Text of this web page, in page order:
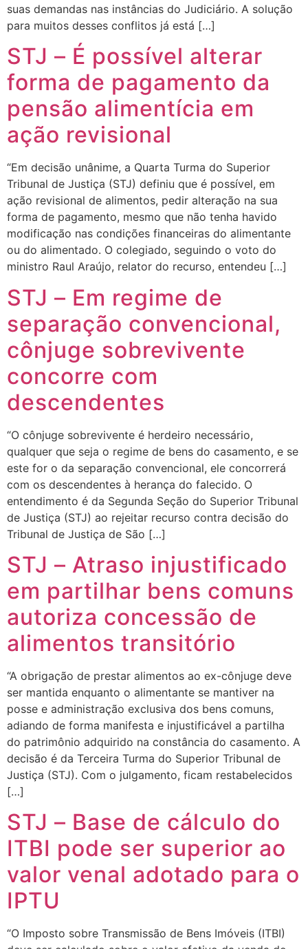
suas demandas nas instâncias do Judiciário. A solução
para muitos desses conflitos já está […]
STJ – É possível alterar
forma de pagamento da
pensão alimentícia em
ação revisional
“Em decisão unânime, a Quarta Turma do Superior
Tribunal de Justiça (STJ) definiu que é possível, em
ação revisional de alimentos, pedir alteração na sua
forma de pagamento, mesmo que não tenha havido
modificação nas condições financeiras do alimentante
ou do alimentado. O colegiado, seguindo o voto do
ministro Raul Araújo, relator do recurso, entendeu […]
STJ – Em regime de
separação convencional,
cônjuge sobrevivente
concorre com
descendentes
“O cônjuge sobrevivente é herdeiro necessário,
qualquer que seja o regime de bens do casamento, e se
este for o da separação convencional, ele concorrerá
com os descendentes à herança do falecido. O
entendimento é da Segunda Seção do Superior Tribunal
de Justiça (STJ) ao rejeitar recurso contra decisão do
Tribunal de Justiça de São […]
STJ – Atraso injustificado
em partilhar bens comuns
autoriza concessão de
alimentos transitório
“A obrigação de prestar alimentos ao ex-cônjuge deve
ser mantida enquanto o alimentante se mantiver na
posse e administração exclusiva dos bens comuns,
adiando de forma manifesta e injustificável a partilha
do patrimônio adquirido na constância do casamento. A
decisão é da Terceira Turma do Superior Tribunal de
Justiça (STJ). Com o julgamento, ficam restabelecidos
[…]
STJ – Base de cálculo do
ITBI pode ser superior ao
valor venal adotado para o
IPTU
“O Imposto sobre Transmissão de Bens Imóveis (ITBI)